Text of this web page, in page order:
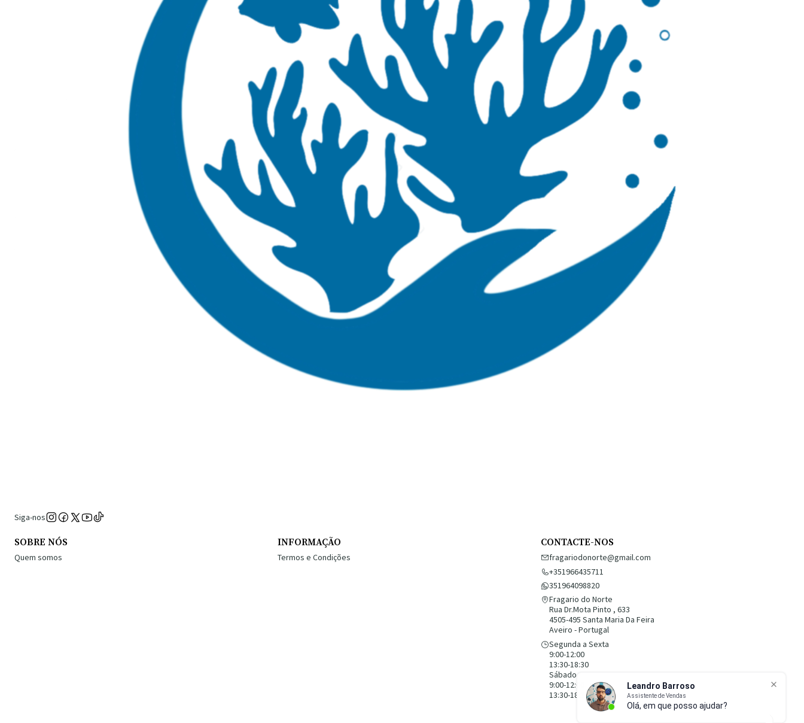
Siga-nos
SOBRE NÓS
Quem somos
INFORMAÇÃO
Termos e Condições
CONTACTE-NOS
fragariodonorte@gmail.com
+351966435711
351964098820
Fragario do Norte
Rua Dr.Mota Pinto , 633
4505-495 Santa Maria Da Feira
Aveiro - Portugal
Segunda a Sexta
9:00-12:00
13:30-18:30
Sábado
9:00-12:00
13:30-18:30